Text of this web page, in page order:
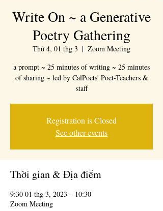
Write On ~ a Generative
Poetry Gathering
Thứ 4, 01 thg 3
  |
Zoom Meeting
a prompt ~ 25 minutes of writing ~ 25 minutes
of sharing ~ led by CalPoets' Poet-Teachers &
staff
Registration is Closed
See other events
Thời gian & Địa điểm
9:30 01 thg 3, 2023 – 10:30
Zoom Meeting